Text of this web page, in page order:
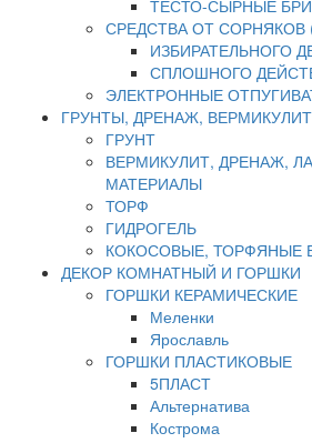
ТЕСТО-СЫРНЫЕ
СРЕДСТВА ОТ СОРНЯКОВ
ИЗБИРАТЕЛЬНОГО
СПЛОШНОГО
ЭЛЕКТРОННЫЕ
ГРУНТЫ, ДРЕНАЖ, ВЕРМИКУЛИТ
ГРУНТ
ВЕРМИКУЛИТ, ДРЕНАЖ,
МАТЕРИАЛЫ
ТОРФ
ГИДРОГЕЛЬ
КОКОСОВЫЕ, ТОРФЯНЫЕ
ДЕКОР КОМНАТНЫЙ И ГОРШКИ
ГОРШКИ КЕРАМИЧЕСКИЕ
Меленки
Ярославль
ГОРШКИ ПЛАСТИКОВЫЕ
5ПЛАСТ
Альтернатива
Кострома